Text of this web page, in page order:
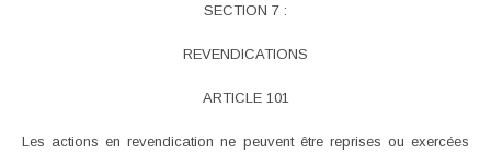
SECTION 7 :
REVENDICATIONS
ARTICLE 101
Les actions en revendication ne peuvent être reprises ou exercées